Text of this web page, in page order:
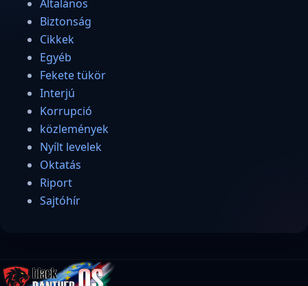
Általános
Biztonság
Cikkek
Egyéb
Fekete tükör
Interjú
Korrupció
közlemények
Nyílt levelek
Oktatás
Riport
Sajtóhír